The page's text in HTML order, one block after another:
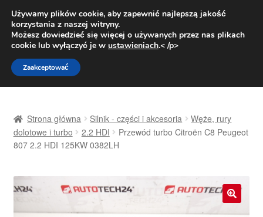
DOSTAWA od 31 zł
Pn.-pt. 9:00-16:00800 003 167
Przejdź
do
nawigacji
Przejdź
do
treści
Dostawa
Kontakt
Strona główna Silnik - części i akcesoria
Węże, rury
dolotowe i turbo
2.2 HDI
Przewód turbo Citroën C8 Peugeot
807 2.2 HDI 125KW 0382LH
Używamy plików cookie, aby zapewnić najlepszą jakość
korzystania z naszej witryny.
Możesz dowiedzieć się więcej o używanych przez nas plikach
cookie lub wyłączyć je w ustawieniach.< /p>
Zaakceptować